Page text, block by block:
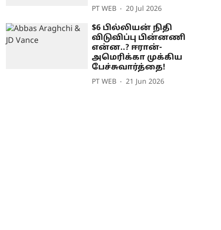
PT WEB 20 Jul 2026
$6 பில்லியன் நிதி
விடுவிப்பு பின்னணி
என்ன..? ஈரான்-
அமெரிக்கா முக்கிய
பேச்சுவார்த்தை!
PT WEB 21 Jun 2026